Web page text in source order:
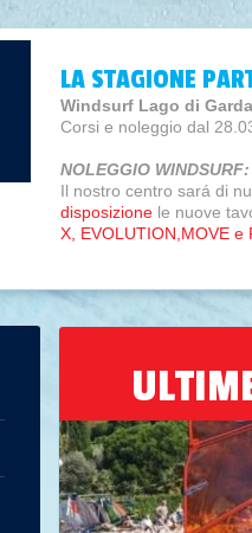
LA STAGIONE
Windsurf Lago di
Corsi e noleggio dal
NOLEGGIO WINDSURF:
Il nostro centro sará di
disposizione le nuove
X, EVOLUTION,MOVE e
Un nuovo modo per
Il WIND WING è su un
progredire ulteriormente
Il set Universal KSH-
Puoi passare facilmente
HYDROFOIL
È l'ultimo e più
in condizioni di vento
Realizzato con un